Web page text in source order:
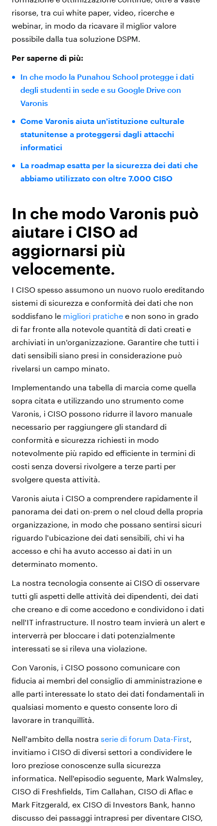
risorse, tra cui white paper, video, ricerche e
webinar, in modo da ricavare il miglior valore
possibile dalla tua soluzione DSPM.
Per saperne di più:
In che modo la Punahou School protegge i dati
degli studenti in sede e su Google Drive con
Varonis
Come Varonis aiuta un'istituzione culturale
statunitense a proteggersi dagli attacchi
informatici
La roadmap esatta per la sicurezza dei dati che
abbiamo utilizzato con oltre 7.000 CISO
In che modo Varonis può
aiutare i CISO ad
aggiornarsi più
velocemente.
I CISO spesso assumono un nuovo ruolo ereditando
sistemi di sicurezza e conformità dei dati che non
soddisfano le migliori pratiche e non sono in grado
di far fronte alla notevole quantità di dati creati e
archiviati in un'organizzazione. Garantire che tutti i
dati sensibili siano presi in considerazione può
rivelarsi un campo minato.
Implementando una tabella di marcia come quella
sopra citata e utilizzando uno strumento come
Varonis, i CISO possono ridurre il lavoro manuale
necessario per raggiungere gli standard di
conformità e sicurezza richiesti in modo
notevolmente più rapido ed efficiente in termini di
costi senza doversi rivolgere a terze parti per
svolgere questa attività.
Varonis aiuta i CISO a comprendere rapidamente il
panorama dei dati on-prem o nel cloud della propria
organizzazione, in modo che possano sentirsi sicuri
riguardo l'ubicazione dei dati sensibili, chi vi ha
accesso e chi ha avuto accesso ai dati in un
determinato momento.
La nostra tecnologia consente ai CISO di osservare
tutti gli aspetti delle attività dei dipendenti, dei dati
che creano e di come accedono e condividono i dati
nell'IT infrastructure. Il nostro team invierà un alert e
interverrà per bloccare i dati potenzialmente
interessati se si rileva una violazione.
Con Varonis, i CISO possono comunicare con
fiducia ai membri del consiglio di amministrazione e
alle parti interessate lo stato dei dati fondamentali in
qualsiasi momento e questo consente loro di
lavorare in tranquillità.
Nell'ambito della nostra serie di forum Data-First
invitiamo i CISO di diversi settori a condividere le
loro preziose conoscenze sulla sicurezza
informatica. Nell'episodio seguente, Mark Walmsley,
CISO di Freshfields, Tim Callahan, CISO di Aflac e
Mark Fitzgerald, ex CISO di Investors Bank, hanno
discusso dei passaggi intrapresi per diventare CISO,